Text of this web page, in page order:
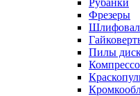
Рубанки
Фрезеры
Пилы